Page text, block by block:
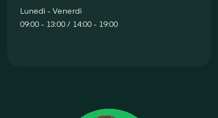
Lunedì - Venerdì
09:00 - 13:00 / 14:00 - 19:00